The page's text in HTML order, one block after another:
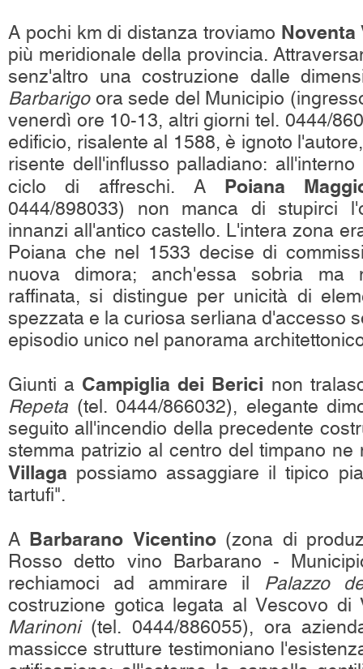
A pochi km di distanza troviamo Noventa
più meridionale della provincia.
senz'altro una costruzione dalle
Barbarigoora sede del Municipio
venerdì ore 10-13, altri giorni tel. 0444/
edificio, risalente al 1588, è ignoto
risente dell'influsso palladiano:
ciclo di affreschi. A Poiana
0444/898033) non manca di stupirci
innanzi all'antico castello. L'intera zona
Poiana che nel 1533 decise di
nuova dimora; anch'essa sobria ma
raffinata, si distingue per unicità di
spezzata e la curiosa serliana d'accesso
episodio unico nel panorama
Giunti a Campiglia dei Berici non
Repeta (tel. 0444/866032), elegante
seguito all'incendio della precedente
stemma patrizio al centro del timpano ne
Villaga possiamo assaggiare il tipico
tartufi".
A Barbarano Vicentino (zona di
Rosso detto vino Barbarano -
rechiamoci ad ammirare il Palazzo
costruzione gotica legata al Vescovo
Marinoni(tel. 0444/886055), ora
massicce strutture testimoniano